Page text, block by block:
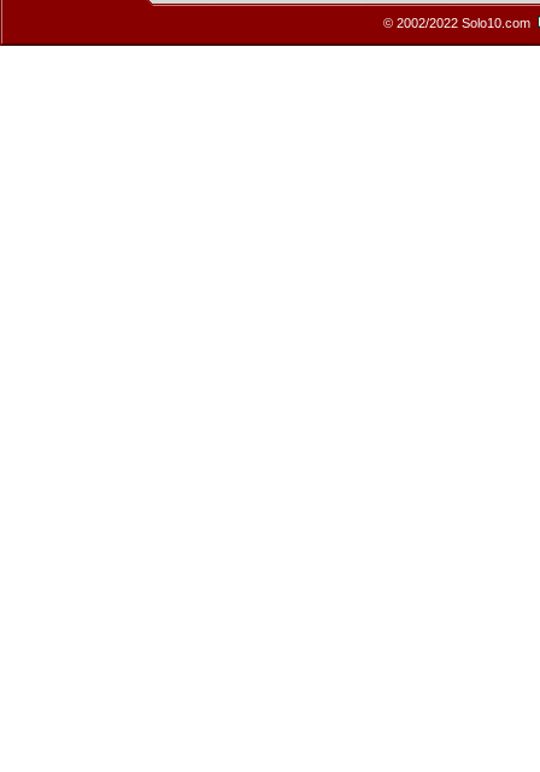
© 2002/2022 Solo10.com